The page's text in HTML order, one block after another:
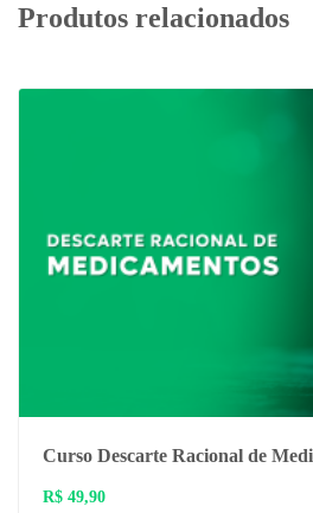
Produtos relacionados
Curso Descarte Racional de
R$ 49,90